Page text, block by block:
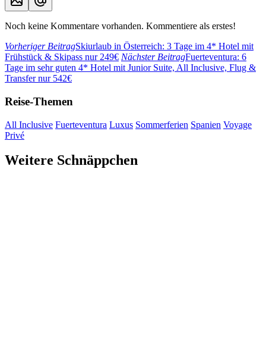
Noch keine Kommentare vorhanden. Kommentiere als erstes!
Vorheriger BeitragSkiurlaub in Österreich: 3 Tage im 4* Hotel mit
Frühstück & Skipass nur 249€ Nächster BeitragFuerteventura: 6
Tage im sehr guten 4* Hotel mit Junior Suite, All Inclusive, Flug &
Transfer nur 542€
Reise-Themen
All Inclusive Fuerteventura Luxus Sommerferien Spanien Voyage
Privé
Weitere Schnäppchen